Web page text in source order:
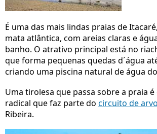
É uma das mais lindas praias de
mata atlântica, com areias claras e
banho. O atrativo principal está no
que forma pequenas quedas d´água
criando uma piscina natural de água
Uma tirolesa que passa sobre a praia
radical que faz parte do circuito de
Ribeira.